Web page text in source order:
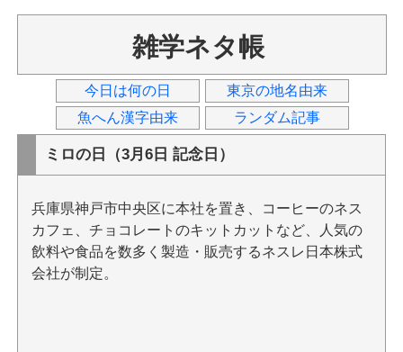
雑学ネタ帳
今日は何の日
東京の地名由来
魚へん漢字由来
ランダム記事
ミロの日（3月6日 記念日）
兵庫県神戸市中央区に本社を置き、コーヒーのネス
カフェ、チョコレートのキットカットなど、人気の
飲料や食品を数多く製造・販売するネスレ日本株式
会社が制定。